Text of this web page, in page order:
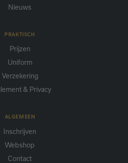
Nieuws
PRAKTISCH
Prijzen
Uniform
Verzekering
& Privacy
ALGEMEEN
Inschrijven
Webshop
Contact